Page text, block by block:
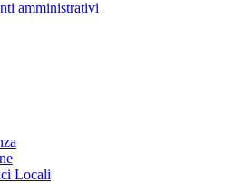
amministrativi
Locali